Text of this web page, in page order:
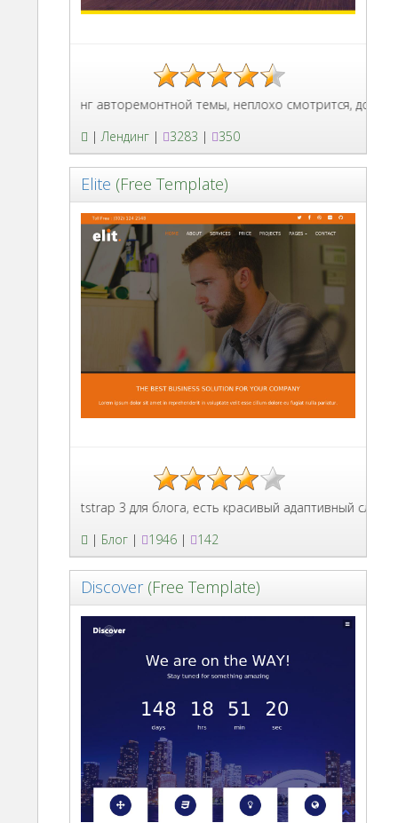
Лендинг авторемонтной темы, неплохо смотрится,
| Лендинг | 3283 | 350
Elite (Free Template)
Bootstrap 3 для блога, есть красивый адаптивный слайдер,
| Блог | 1946 | 142
Discover(Free Template)